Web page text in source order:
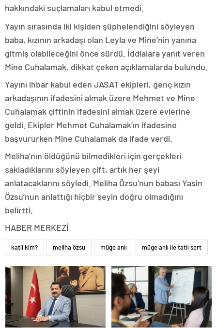
hakkındaki suçlamaları kabul etmedi.
Yayın sırasında iki kişiden şüphelendiğini söyleyen
baba, kızının arkadaşı olan Leyla ve Mine’nin yanına
gitmiş olabileceğini önce sürdü. İddialara yanıt veren
Mine Cuhalamak, dikkat çeken açıklamalarda bulundu.
Yayını ihbar kabul eden JASAT ekipleri, genç kızın
arkadaşının ifadesini almak üzere Mehmet ve Mine
Cuhalamak çiftinin ifadesini almak üzere evlerine
geldi. Ekipler Mehmet Cuhalamak’ın ifadesine
başvururken Mine Cuhalamak da ifade verdi.
Meliha’nın öldüğünü bilmedikleri için gerçekleri
sakladıklarını söyleyen çift, artık her şeyi
anlatacaklarını söyledi. Meliha Özsu’nun babası Yasin
Özsu’nun anlattığı hiçbir şeyin doğru olmadığını
belirtti.
HABER MERKEZİ
katil kim? meliha özsu müge anlı müge anlı ile tatlı sert